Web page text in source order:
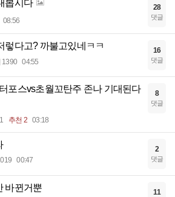
봅시다
08:56
28
댓글
렇다고? 까불고있네ㅋㅋ
1390 04:55
16
댓글
포스vs초월꼬탄주 존나 기대된다
추천 2 03:18
8
댓글
00:47
2
댓글
바뀐거뿐 11